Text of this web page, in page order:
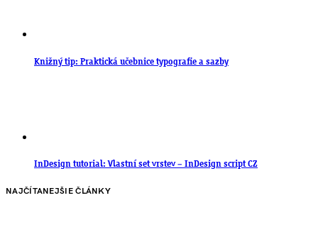
Knižný tip: Praktická učebnice typografie a sazby
InDesign tutorial: Vlastní set vrstev – InDesign script CZ
NAJČÍTANEJŠIE ČLÁNKY